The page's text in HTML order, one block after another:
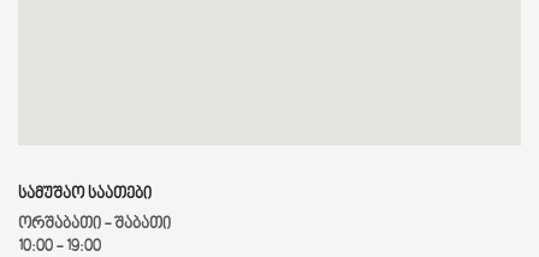
სამუშაო საათები
ორშაბათი - შაბათი
10:00 - 19:00